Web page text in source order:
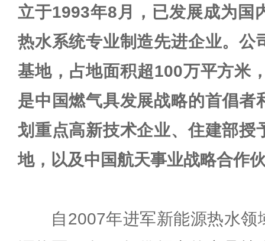
立于1993年8月，已发展成为国
热水系统专业制造先进企业。公
基地，占地面积超100万平方米
是中国燃气具发展战略的首倡者
划重点高新技术企业、住建部授
地，以及中国航天事业战略合作
自2007年进军新能源热水领